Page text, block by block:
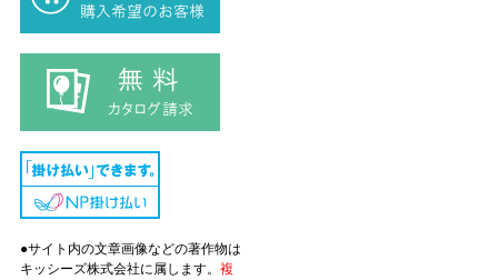
●サイト内の文章画像などの著作物は
キッシーズ株式会社に属します。 複